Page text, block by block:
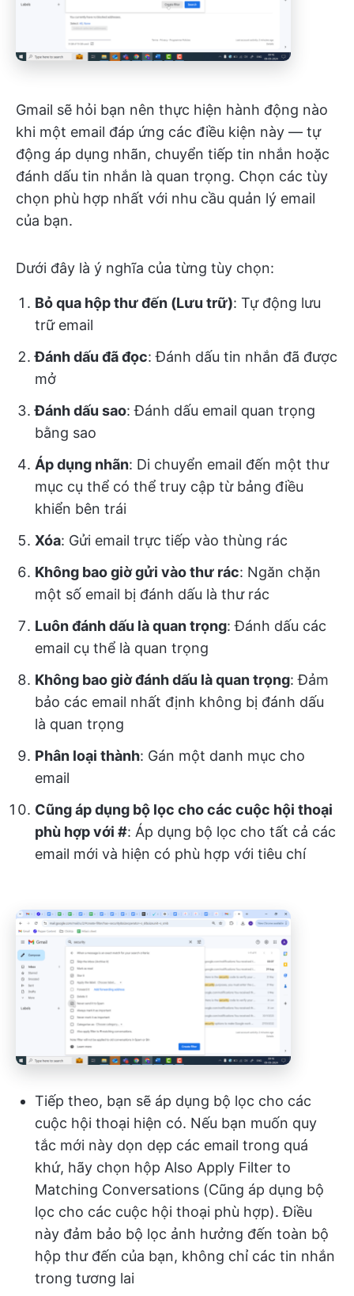
Gmail sẽ hỏi bạn nên thực hiện hành động nào
khi một email đáp ứng các điều kiện này — tự
động áp dụng nhãn, chuyển tiếp tin nhắn hoặc
đánh dấu tin nhắn là quan trọng. Chọn các tùy
chọn phù hợp nhất với nhu cầu quản lý email
của bạn.
Dưới đây là ý nghĩa của từng tùy chọn:
Bỏ qua hộp thư đến (Lưu trữ): Tự động lưu
trữ email
Đánh dấu đã đọc: Đánh dấu tin nhắn đã được
mở
Đánh dấu sao: Đánh dấu email quan trọng
bằng sao
Áp dụng nhãn: Di chuyển email đến một thư
mục cụ thể có thể truy cập từ bảng điều
khiển bên trái
Xóa: Gửi email trực tiếp vào thùng rác
Không bao giờ gửi vào thư rác: Ngăn chặn
một số email bị đánh dấu là thư rác
Luôn đánh dấu là quan trọng: Đánh dấu các
email cụ thể là quan trọng
Không bao giờ đánh dấu là quan trọng: Đảm
bảo các email nhất định không bị đánh dấu
là quan trọng
Phân loại thành: Gán một danh mục cho
email
Cũng áp dụng bộ lọc cho các cuộc hội thoại
phù hợp với #: Áp dụng bộ lọc cho tất cả các
email mới và hiện có phù hợp với tiêu chí
Tiếp theo, bạn sẽ áp dụng bộ lọc cho các
cuộc hội thoại hiện có. Nếu bạn muốn quy
tắc mới này dọn dẹp các email trong quá
khứ, hãy chọn hộp Also Apply Filter to
Matching Conversations (Cũng áp dụng bộ
lọc cho các cuộc hội thoại phù hợp). Điều
này đảm bảo bộ lọc ảnh hưởng đến toàn bộ
hộp thư đến của bạn, không chỉ các tin nhắn
trong tương lai